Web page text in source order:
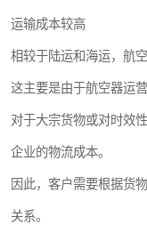
运输成本较高
相较于陆运和海运，航
这主要是由于航空器运
对于大宗货物或对时效
企业的物流成本。
因此，客户需要根据货
关系。